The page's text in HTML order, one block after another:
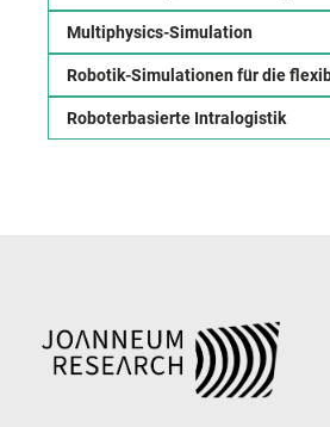
Multiphysics-Simulation
Robotik-Simulationen für die
Roboterbasierte Intralogistik